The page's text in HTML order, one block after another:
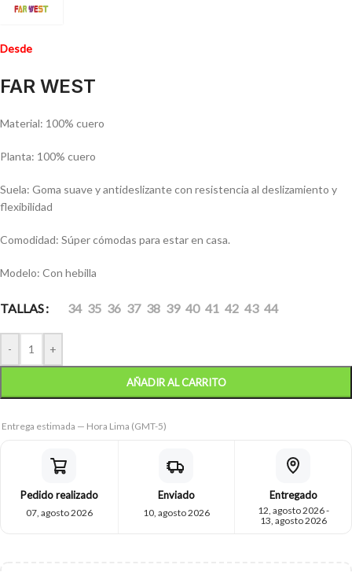
Desde
FAR WEST
Material: 100% cuero
Planta: 100% cuero
Suela: Goma suave y antideslizante con resistencia al deslizamiento y
flexibilidad
Comodidad: Súper cómodas para estar en casa.
Modelo: Con hebilla
TALLAS 34 35 36 37 38 39 40 41 42 43 44
- +
AÑADIR AL CARRITO
Entrega estimada — Hora Lima (GMT-5)
Pedido realizado
07, agosto 2026
Enviado
10, agosto 2026
Entregado
12, agosto 2026 -
13, agosto 2026